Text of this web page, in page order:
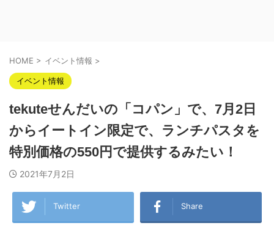
HOME > イベント情報 >
イベント情報
tekuteせんだいの「コパン」で、7月2日
からイートイン限定で、ランチパスタを
特別価格の550円で提供するみたい！
2021年7月2日
Twitter Share